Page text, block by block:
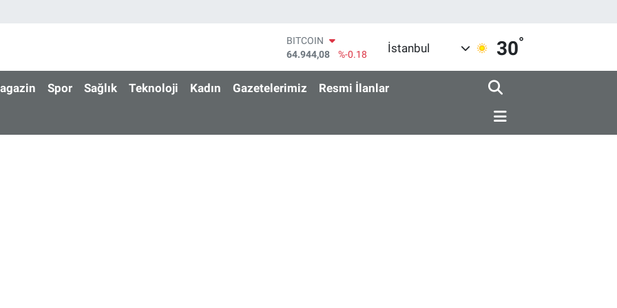
BITCOIN
64.944,08
%-0.18
47,7436
%0.18
EURO
64,4811
%0.38
İstanbul 30°
Spor Sağlık Teknoloji Kadın Gazetelerimiz Resmi İlanlar